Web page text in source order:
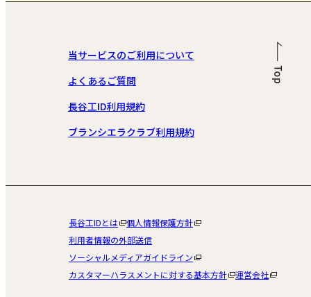
当サービスのご利用について
長谷工ID利用規約
よくあるご質問
ブランシエラクラブ利用規約
長谷工IDとは
個人情報保護方針
利用者情報の外部送信
ソーシャルメディアガイドライン
カスタマーハラスメントに対する基本方針
運営会社